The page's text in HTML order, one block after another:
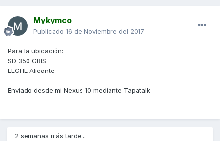
Mykymco
Publicado 16 de Noviembre del 2017
Para la ubicación:
SD 350 GRIS
ELCHE Alicante.
Enviado desde mi Nexus 10 mediante Tapatalk
2 semanas más tarde...